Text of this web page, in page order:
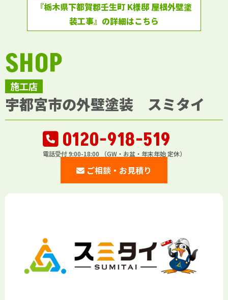
『栃木県下都賀郡壬生町 K様邸 屋根外壁塗
装工事』の詳細はこちら
施工店
SHOP
宇都宮市の外壁塗装 スミタイ
0120-918-519
電話受付 9:00-18:00 （GW・お盆・年末年始 定休）
ご相談・お見積り